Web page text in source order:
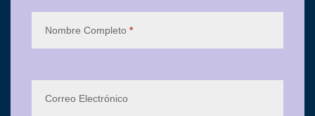
Nombre Completo *
Correo Electrónico